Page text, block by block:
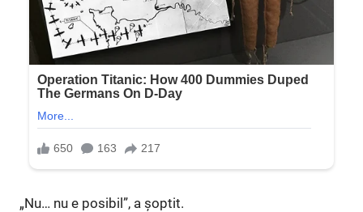
„Nu… nu e posibil”, a șoptit.